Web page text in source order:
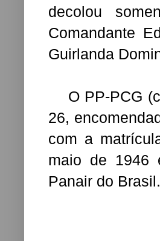
decolou
Comandante
Guirlanda
O PP-PCG
26,
com a
maio de 1946
Panair do Brasil.